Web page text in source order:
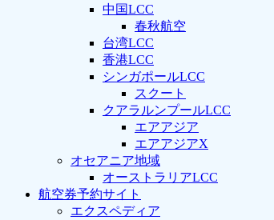
中国LCC
春秋航空
台湾LCC
香港LCC
シンガポールLCC
スクート
クアラルンプールLCC
エアアジア
エアアジアX
オセアニア地域
オーストラリアLCC
航空券予約サイト
エクスペディア